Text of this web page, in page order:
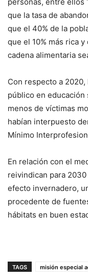
que la tasa de
que el 40% de la
que el 10% más rica
cadena alimentaria
Con respecto a
público en educación
menos de víctimas
habían interpuesto
Mínimo
En relación con el
reivindican para
efecto invernadero,
procedente de
hábitats en buen
TAGS misión especial